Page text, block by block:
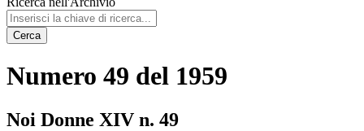
Cerca
Numero 49 del 1959
Noi Donne XIV n. 49